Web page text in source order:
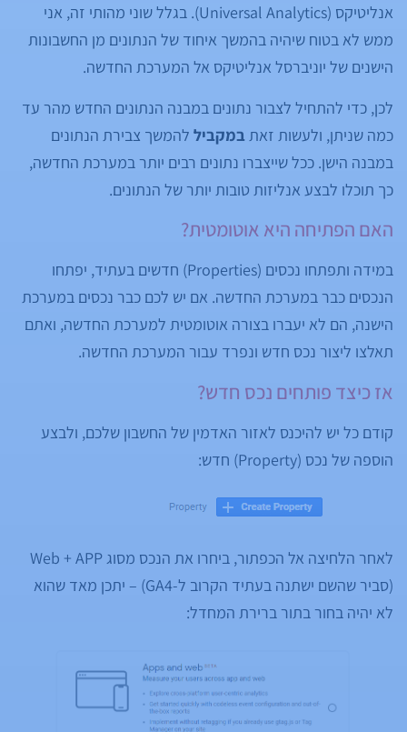
אנליטיקס (Universal Analytics). בגלל שוני מהותי זה, אני
ממש לא בטוח שיהיה בהמשך איחוד של הנתונים מן החשבונות
הישנים של יוניברסל אנליטיקס אל המערכת החדשה.
לכן, כדי להתחיל לצבור נתונים במבנה הנתונים החדש מהר עד
כמה שניתן, ולעשות זאת במקביל להמשך צבירת הנתונים
במבנה הישן. ככל שייצברו נתונים רבים יותר במערכת החדשה,
כך תוכלו לבצע אנליזות טובות יותר של הנתונים.
האם הפתיחה היא אוטומטית?
במידה ותפתחו נכסים (Properties) חדשים בעתיד, יפתחו
הנכסים כבר במערכת החדשה. אם יש לכם כבר נכסים במערכת
הישנה, הם לא יעברו בצורה אוטומטית למערכת החדשה, ואתם
תאלצו ליצור נכס חדש ונפרד עבור המערכת החדשה.
אז כיצד פותחים נכס חדש?
קודם כל יש להיכנס לאזור האדמין של החשבון שלכם, ולבצע
הוספה של נכס (Property) חדש:
לאחר הלחיצה אל הכפתור, ביחרו את הנכס מסוג Web + APP
(סביר שהשם ישתנה בעתיד הקרוב ל-GA4) – יתכן מאד שהוא
לא יהיה בחור בתור ברירת המחדל: